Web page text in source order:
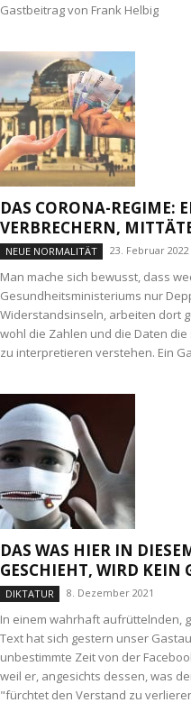
Gastbeitrag von Frank Helbig
DAS CORONA-REGIME:
VERBRECHERN,
NEUE NORMALITÄT 23. Februar 2022
Man mache sich bewusst, dass
Gesundheitsministeriums nur
Widerstandsinseln, arbeiten dort
wohl die Zahlen und die Daten
zu interpretieren verstehen. Ein
DAS WAS HIER IN
GESCHIEHT, WIRD KEIN
DIKTATUR 8. Dezember 2021
In einem wahrhaft aufrüttelnden,
Text hat sich gestern unser
unbestimmte Zeit von der
weil er, angesichts dessen, was
"fürchtet den Verstand zu